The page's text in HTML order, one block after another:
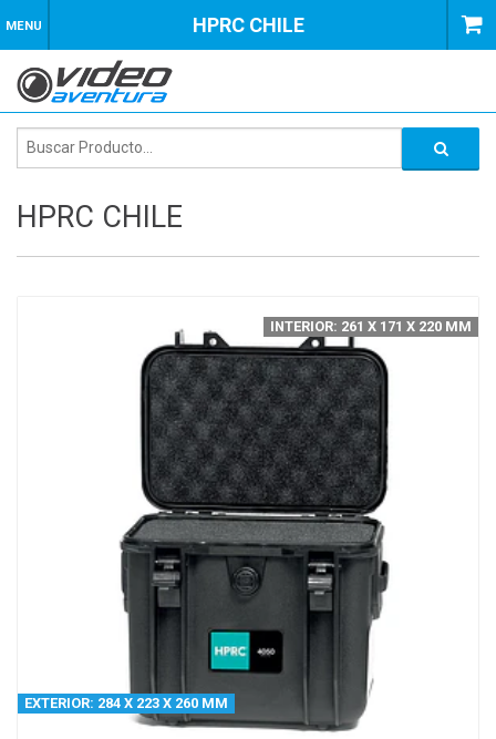
MENU HPRC CHILE
HPRC CHILE
EXTERIOR: 284 X 223 X 260 MM
INTERIOR: 261 X 171 X 220 MM